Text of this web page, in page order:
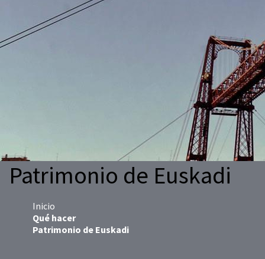
Patrimonio de Euskadi
Inicio
Qué hacer
Patrimonio de Euskadi